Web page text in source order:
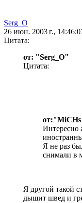
Serg_O
26 июн. 2003 г.,
Цитата:
от: "Serg_O"
Цитата:
Интересно
Я не раз
снимали в
Я другой такой
дышит швед и